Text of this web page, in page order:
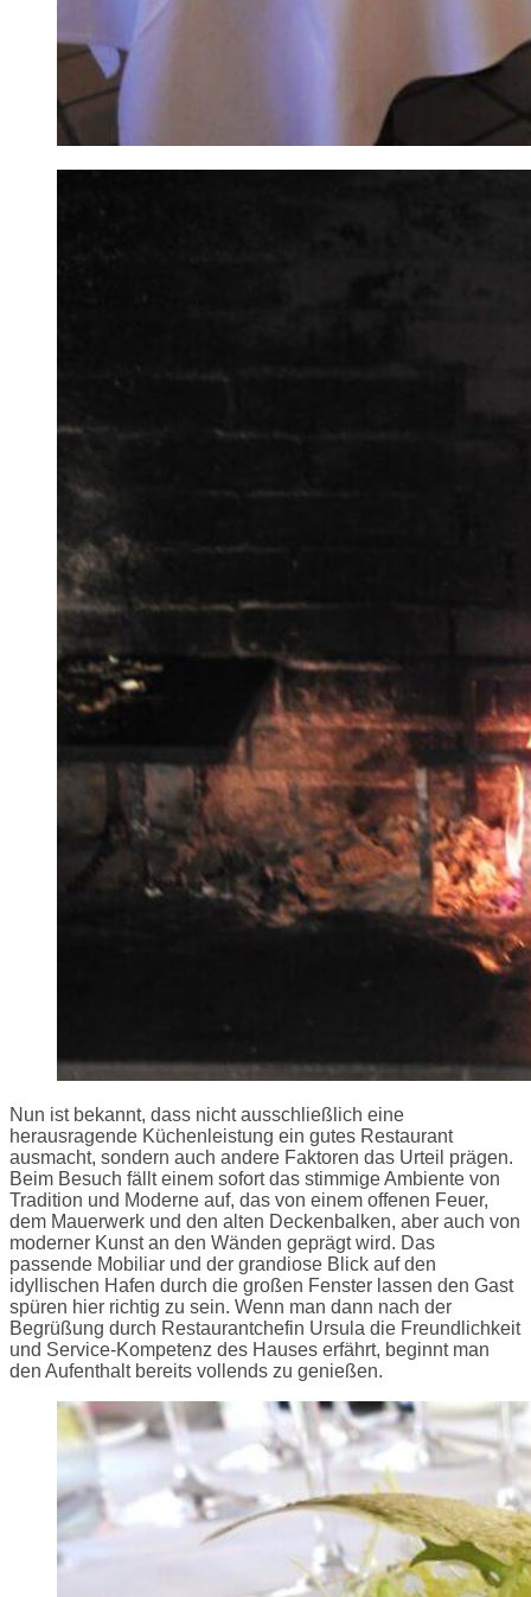
Nun ist bekannt, dass nicht ausschließlich eine
herausragende Küchenleistung ein gutes Restaurant
ausmacht, sondern auch andere Faktoren das Urteil prägen.
Beim Besuch fällt einem sofort das stimmige Ambiente von
Tradition und Moderne auf, das von einem offenen Feuer,
dem Mauerwerk und den alten Deckenbalken, aber auch von
moderner Kunst an den Wänden geprägt wird. Das
passende Mobiliar und der grandiose Blick auf den
idyllischen Hafen durch die großen Fenster lassen den Gast
spüren hier richtig zu sein. Wenn man dann nach der
Begrüßung durch Restaurantchefin Ursula die Freundlichkeit
und Service-Kompetenz des Hauses erfährt, beginnt man
den Aufenthalt bereits vollends zu genießen.